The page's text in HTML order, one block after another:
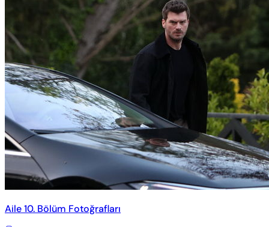
Aile 10. Bölüm Fotoğrafları